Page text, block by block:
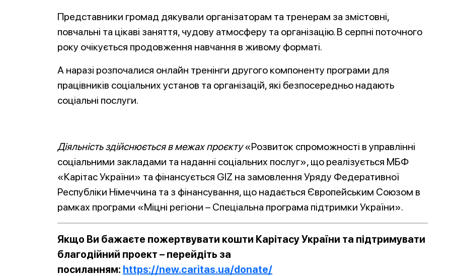
Представники громад дякували організаторам та тренерам за змістовні,
повчальні та цікаві заняття, чудову атмосферу та організацію. В серпні поточного
року очікується продовження навчання в живому форматі.
А наразі розпочалися онлайн тренінги другого компоненту програми для
працівників соціальних установ та організацій, які безпосередньо надають
соціальні послуги.
Діяльність здійснюється в межах проєкту«Розвиток спроможності в управлінні
соціальними закладами та наданні соціальних послуг», що реалізується МБФ
«Карітас України» та фінансується GIZ на замовлення Уряду Федеративної
Республіки Німеччина та з фінансування, що надається Європейським Союзом в
рамках програми «Міцні регіони – Спеціальна програма підтримки України».
Якщо Ви бажаєте пожертвувати кошти Карітасу України та підтримувати
благодійний проект – перейдіть за
посиланням: https://new.caritas.ua/donate/